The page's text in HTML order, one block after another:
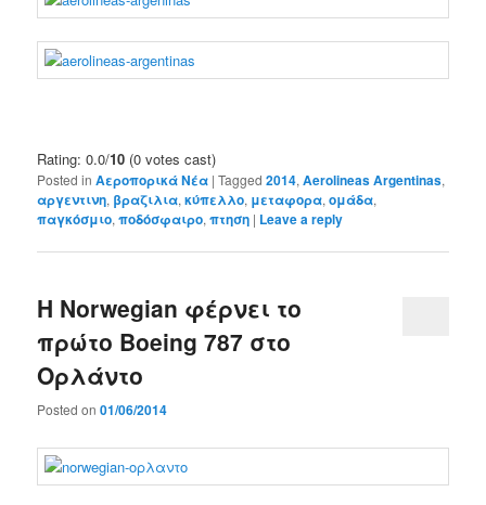
Rating: 0.0/10 (0 votes cast)
Posted in Αεροπορικά Νέα |Tagged 2014,Aerolineas Argentinas,
αργεντινη, βραζιλια,κύπελλο, μεταφορα,ομάδα,
παγκόσμιο,ποδόσφαιρο,πτηση | Leave a reply
Η Norwegian φέρνει το
πρώτο Boeing 787 στο
Ορλάντο
Posted on01/06/2014